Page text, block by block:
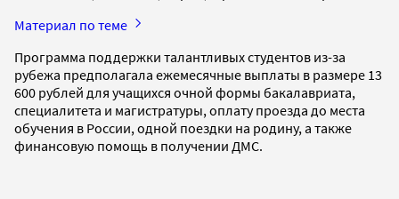
Материал по теме
Программа поддержки талантливых студентов из-за
рубежа предполагала ежемесячные выплаты в размере 13
600 рублей для учащихся очной формы бакалавриата,
специалитета и магистратуры, оплату проезда до места
обучения в России, одной поездки на родину, а также
финансовую помощь в получении ДМС.